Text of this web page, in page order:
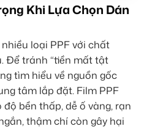
Khi Lựa Chọn Dán
loại PPF với chất
Để tránh “tiền mất tật
tìm hiểu về nguồn gốc
tâm lắp đặt. Film PPF
bền thấp, dễ ố vàng, rạn
thậm chí còn gây hại